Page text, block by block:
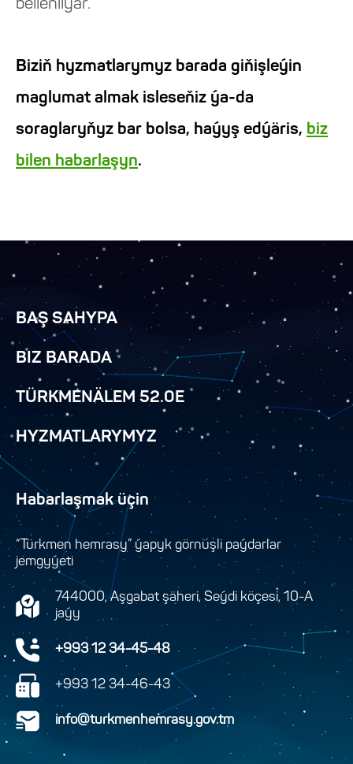
bellenilýär.
Biziň hyzmatlarymyz barada giňişleýin
maglumat almak isleseňiz ýa-da
soraglaryňyz bar bolsa, haýyş edýäris, biz
bilen habarlaşyn.
BAŞ SAHYPA
BIZ BARADA
TÜRKMENÄLEM 52.0E
HYZMATLARYMYZ
Habarlaşmak üçin
“Türkmen hemrasy” ýapyk görnüşli paýdarlar
jemgyýeti
744000, Aşgabat şäheri, Seýdi köçesi, 10-A
jaýy
+993 12 34-45-48
+993 12 34-46-43
info@turkmenhemrasy.gov.tm